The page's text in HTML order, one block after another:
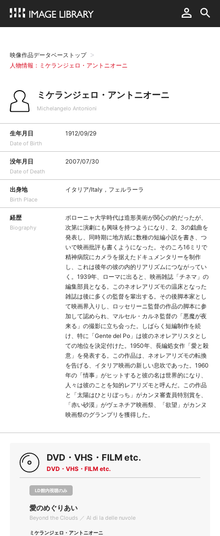
映像作品データベーストップ
人物情報：ミケランジェロ・アントニオーニ
ミケランジェロ・アントニオーニ
Michelangelo Antonioni
生年月日
Date of Birth
1912/09/29
没年月日
Date of Death
2007/07/30
出身地
Birth Place
イタリア/Italy，フェルラーラ
経歴
Biography
ボローニャ大学時代は造形美術が関心の的だったが、
次第に演劇にも興味を持つようになり、2、3の戯曲を
発表し、同時期に地方紙に数種の短編小説を書き、つ
いで映画批評も書くようになった。そのころ16ミリで
精神病院にカメラを据えたドキュメンタリーを制作
し、これは後年の彼の内的リアリズムにつながってい
く。1939年、ローマに出ると、映画雑誌「チネマ」の
編集部員となる。このネオレアリズモの温床となった
雑誌は後に多くの監督を輩出する。その後脚本家とし
て映画界入りし、ロッセリーニ監督の作品の脚本に参
加して認められ、マルセル・カルネ監督の「悪魔が夜
来る」の撮影に立ち会った。しばらく短編制作を続
け、特に「Gente del Po」は彼のネオレアリスタとし
ての地位を決定付けた。1950年、長編処女作「愛と殺
意」を発表する。この作品は、ネオレアリズモの転換
を告げる、イタリア映画の新しい息吹であった。1960
年の「情事」がヒットすると彼の名は世界的になり、
人々は彼のことを知的レアリズモと呼んだ。この作品
と「太陽はひとりぼっち」がカンヌ審査員特別賞を、
「赤い砂漠」がヴェネチア映画祭、「欲望」がカンヌ
映画祭のグランプリを獲得した。
DVD・VHS・FILM etc.
DVD・VHS・FILM etc.
LD館内視聴のみ
愛のめぐりあい
Beyond the Clouds ／ Al di la delle nuvole
ミケランジェロ・アントニオーニ